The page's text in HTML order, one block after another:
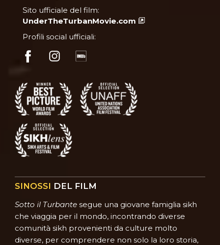
Sito ufficiale del film:
UnderTheTurbanMovie.com
Profili social ufficiali:
SINOSSI DEL FILM
Sotto il Turbante segue una giovane famiglia sikh
che viaggia per il mondo, incontrando diverse
comunità sikh provenienti da culture molto
diverse, per comprendere non solo la loro storia,